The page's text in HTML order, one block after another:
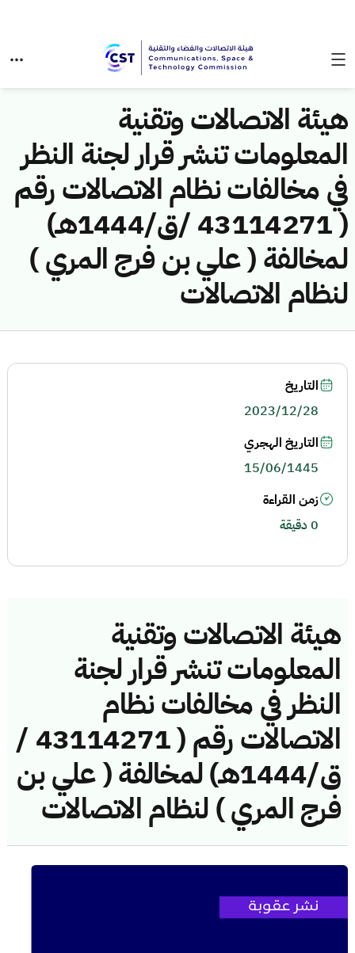
هيئة الاتصالات وتقنية
المعلومات تنشر قرار لجنة النظر
في مخالفات نظام الاتصالات رقم
( 43114271 /ق/1444هـ)
لمخالفة ( علي بن فرج المري )
لنظام الاتصالات
هيئة الاتصالات وتقنية
المعلومات تنشر قرار لجنة
النظر في مخالفات نظام
الاتصالات رقم ( 43114271 /
ق/1444هـ) لمخالفة ( علي بن
فرج المري ) لنظام الاتصالات
التاريخ
2023/12/28
التاريخ الهجري
15/06/1445
زمن القراءة
0 دقيقة